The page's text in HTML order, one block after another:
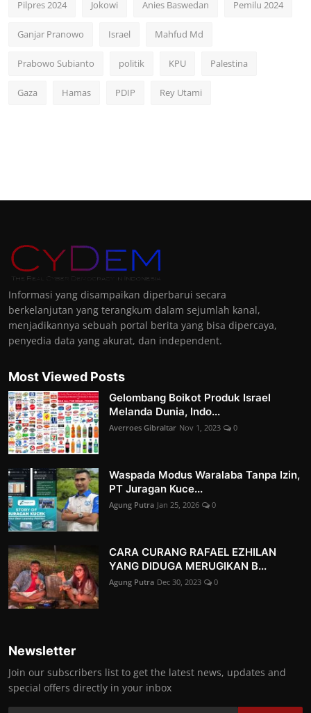
Pilpres 2024 Jokowi Anies Baswedan Pemilu 2024
Ganjar Pranowo Israel Mahfud Md
Prabowo Subianto politik KPU Palestina
Gaza Hamas PDIP Rey Utami
Informasi yang disampaikan diperbarui secara
berkelanjutan yang terangkum dalam sejumlah kanal,
menjadikannya sebuah portal berita yang bisa dipercaya,
penyedia data yang akurat, dan independent.
Most Viewed Posts
Gelombang Boikot Produk Israel
Melanda Dunia, Indo...
Averroes Gibraltar Nov 1, 2023 0
Waspada Modus Waralaba Tanpa Izin,
PT Juragan Kuce...
Agung Putra Jan 25, 2026 0
CARA CURANG RAFAEL EZHILAN
YANG DIDUGA MERUGIKAN B...
Agung Putra Dec 30, 2023 0
Newsletter
Join our subscribers list to get the latest news, updates and
special offers directly in your inbox